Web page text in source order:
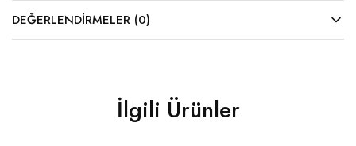
DEĞERLENDIRMELER (0)
İlgili Ürünler